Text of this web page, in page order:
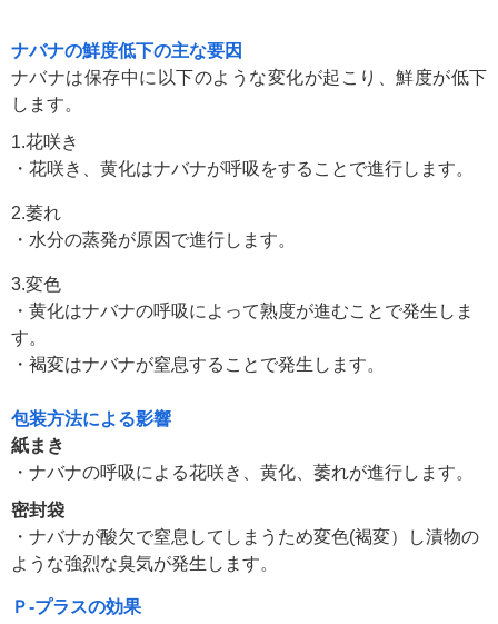
ナバナの鮮度低下の主な要因
ナバナは保存中に以下のような変化が起こり、鮮度が低下
します。
1.花咲き
・花咲き、黄化はナバナが呼吸をすることで進行します。
2.萎れ
・水分の蒸発が原因で進行します。
3.変色
・黄化はナバナの呼吸によって熟度が進むことで発生しま
す。
・褐変はナバナが窒息することで発生します。
包装方法による影響
紙まき
・ナバナの呼吸による花咲き、黄化、萎れが進行します。
密封袋
・ナバナが酸欠で窒息してしまうため変色(褐変）し漬物の
ような強烈な臭気が発生します。
Ｐ-プラスの効果